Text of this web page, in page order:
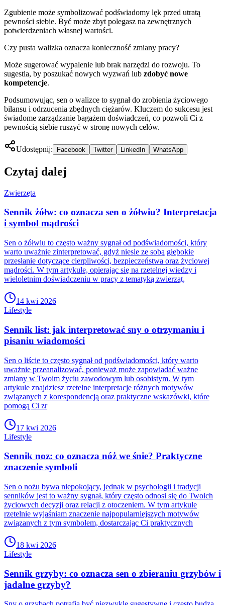
Zgubienie może symbolizować podświadomy lęk przed utratą
pewności siebie. Być może zbyt polegasz na zewnętrznych
potwierdzeniach własnej wartości.
Czy pusta walizka oznacza konieczność zmiany pracy?
Może sugerować wypalenie lub brak narzędzi do rozwoju. To
sugestia, by poszukać nowych wyzwań lub zdobyć nowe
kompetencje.
Podsumowując, sen o walizce to sygnał do zrobienia życiowego
bilansu i odrzucenia zbędnych ciężarów. Kluczem do sukcesu jest
świadome zarządzanie bagażem doświadczeń, co pozwoli Ci z
pewnością siebie ruszyć w stronę nowych celów.
Udostępnij: Facebook Twitter LinkedIn WhatsApp
Czytaj dalej
Zwierzęta
Sennik żółw: co oznacza sen o żółwiu? Interpretacja
i symbol mądrości
Sen o żółwiu to często ważny sygnał od podświadomości, który
warto uważnie zinterpretować, gdyż niesie ze sobą głębokie
przesłanie dotyczące cierpliwości, bezpieczeństwa oraz życiowej
mądrości. W tym artykule, opierając się na rzetelnej wiedzy i
wieloletnim doświadczeniu w pracy z tematyką zwierząt,
14 kwi 2026
Lifestyle
Sennik list: jak interpretować sny o otrzymaniu i
pisaniu wiadomości
Sen o liście to często sygnał od podświadomości, który warto
uważnie przeanalizować, ponieważ może zapowiadać ważne
zmiany w Twoim życiu zawodowym lub osobistym. W tym
artykule znajdziesz rzetelne interpretacje różnych motywów
związanych z korespondencją oraz praktyczne wskazówki, które
pomogą Ci zr
17 kwi 2026
Lifestyle
Sennik noz: co oznacza nóż we śnie? Praktyczne
znaczenie symboli
Sen o nożu bywa niepokojący, jednak w psychologii i tradycji
senników jest to ważny sygnał, który często odnosi się do Twoich
życiowych decyzji oraz relacji z otoczeniem. W tym artykule
rzetelnie wyjaśniam znaczenie najpopularniejszych motywów
związanych z tym symbolem, dostarczając Ci praktycznych
18 kwi 2026
Lifestyle
Sennik grzyby: co oznacza sen o zbieraniu grzybów i
jadalne grzyby?